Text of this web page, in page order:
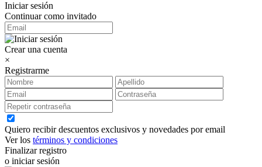
Iniciar sesión
Continuar como invitado
Crear una cuenta
×
Registrarme
Quiero recibir descuentos exclusivos y novedades por email
Ver los términos y condiciones
Finalizar registro
o iniciar sesión